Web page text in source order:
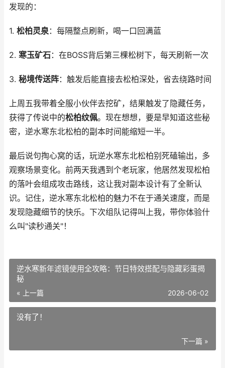
发现的：
1. 松柏灵泉：每隔整点刷新，喝一口回满蓝
2. 寒玉矿石：在BOSS背后第三棵松树下，每天刷新一次
3. 秘境传送阵：触发后能直接去松柏深处，省去绕路时间
上周五我带着全服小伙伴去挖矿，结果触发了隐藏任务，
获得了传说中的松柏纹佩。现在想想，要是早知道这些秘
密，逆水寒东北松柏的副本时间能缩短一半。
最后说句掏心窝的话，玩逆水寒东北松柏别死磕输出，多
观察场景变化。前两天我遇到个老玩家，他居然发现松柏
的落叶会组成攻击路线，这让我对副本设计有了全新认
识。记住，逆水寒东北松柏的魅力不在于通关速度，而是
发现隐藏细节的快乐。下次组队记得叫上我，带你体验什
么叫"读秒通关"！
逆水寒新年滤镜使用全攻略：节日特效搭配与隐藏彩蛋揭
秘
« 上一篇 2026-06-02
没有了！
下一篇 »